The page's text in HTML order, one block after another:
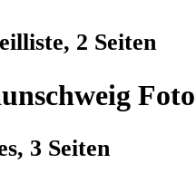
2 Seiten
3 Seiten